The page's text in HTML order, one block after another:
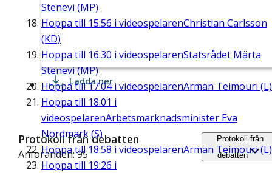
Stenevi (MP)
Hoppa till 15:56 i videospelarenChristian Carlsson
(KD)
Hoppa till 16:30 i videospelarenStatsrådet Märta
Stenevi (MP)
Hoppa till17:04i videospelarenArman Teimouri (L)
Hoppa till 18:01 i
videospelarenArbetsmarknadsminister Eva
Nordmark (S)
Hoppa till18:58 i videospelarenArman Teimouri (L)
Hoppa till 19:26 i
Ladda ner
Protokoll från debatten
Anföranden: 95
Protokoll från
debatten